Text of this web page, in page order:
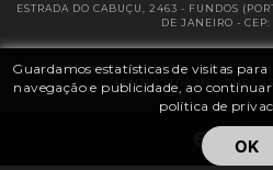
Guardamos estatísticas de visitas
navegação e publicidade, ao
política de
OK
ESTRADA DO CABUÇU, 2463 - FUNDOS
DE JANEIRO -
@ 2025 | KING OF LENSES - KING OF
LENTES LTDA ME | CNPJ: